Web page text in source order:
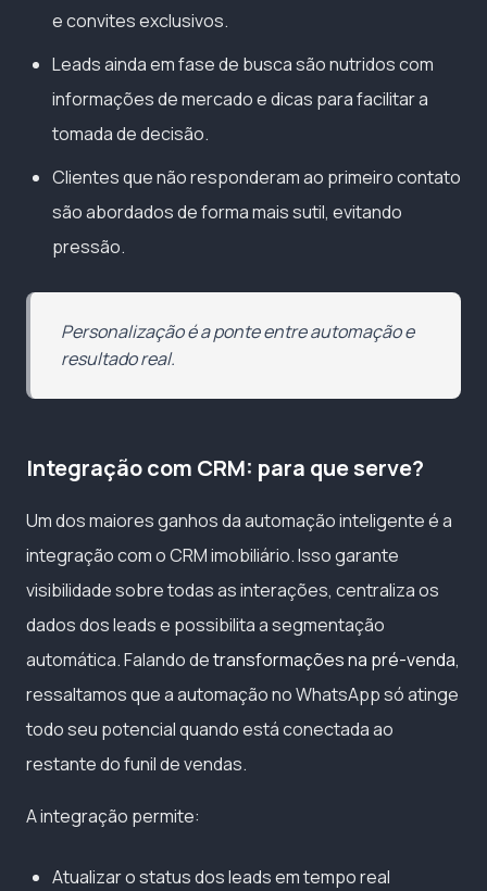
e convites exclusivos.
Leads ainda em fase de busca são nutridos com
informações de mercado e dicas para facilitar a
tomada de decisão.
Clientes que não responderam ao primeiro contato
são abordados de forma mais sutil, evitando
pressão.
Personalização é a ponte entre automação e
resultado real.
Integração com CRM: para que serve?
Um dos maiores ganhos da automação inteligente é a
integração com o CRM imobiliário. Isso garante
visibilidade sobre todas as interações, centraliza os
dados dos leads e possibilita a segmentação
automática. Falando detransformações na pré-venda,
ressaltamos que a automação no WhatsApp só atinge
todo seu potencial quando está conectada ao
restante do funil de vendas.
A integração permite:
Atualizar o status dos leads em tempo real